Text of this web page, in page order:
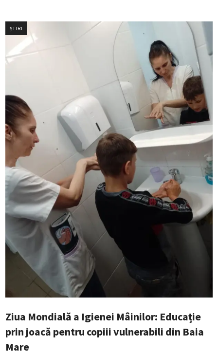
ȘTIRI
Ziua Mondială a Igienei Mâinilor: Educație
prin joacă pentru copiii vulnerabili din Baia
Mare